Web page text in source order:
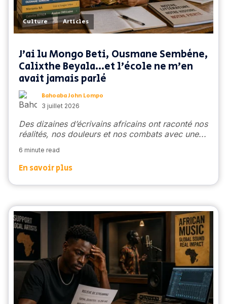
Culture , Articles
J’ai lu Mongo Beti, Ousmane Sembène,
Calixthe Beyala…et l’école ne m’en
avait jamais parlé
Bahoaba John Lompo
3 juillet 2026
Des dizaines d’écrivains africains ont raconté nos
réalités, nos douleurs et nos combats avec une...
6 minute read
En savoir plus